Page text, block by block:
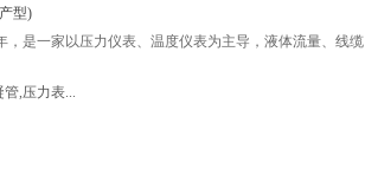
型)
，是一家以压力仪表、温度仪表为主导，液体流量、线缆
,压力表...